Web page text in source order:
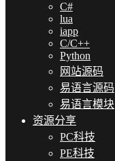
C#
lua
iapp
C/C++
Python
网站源码
易语言源码
易语言模块
资源分享
PC科技
PE科技